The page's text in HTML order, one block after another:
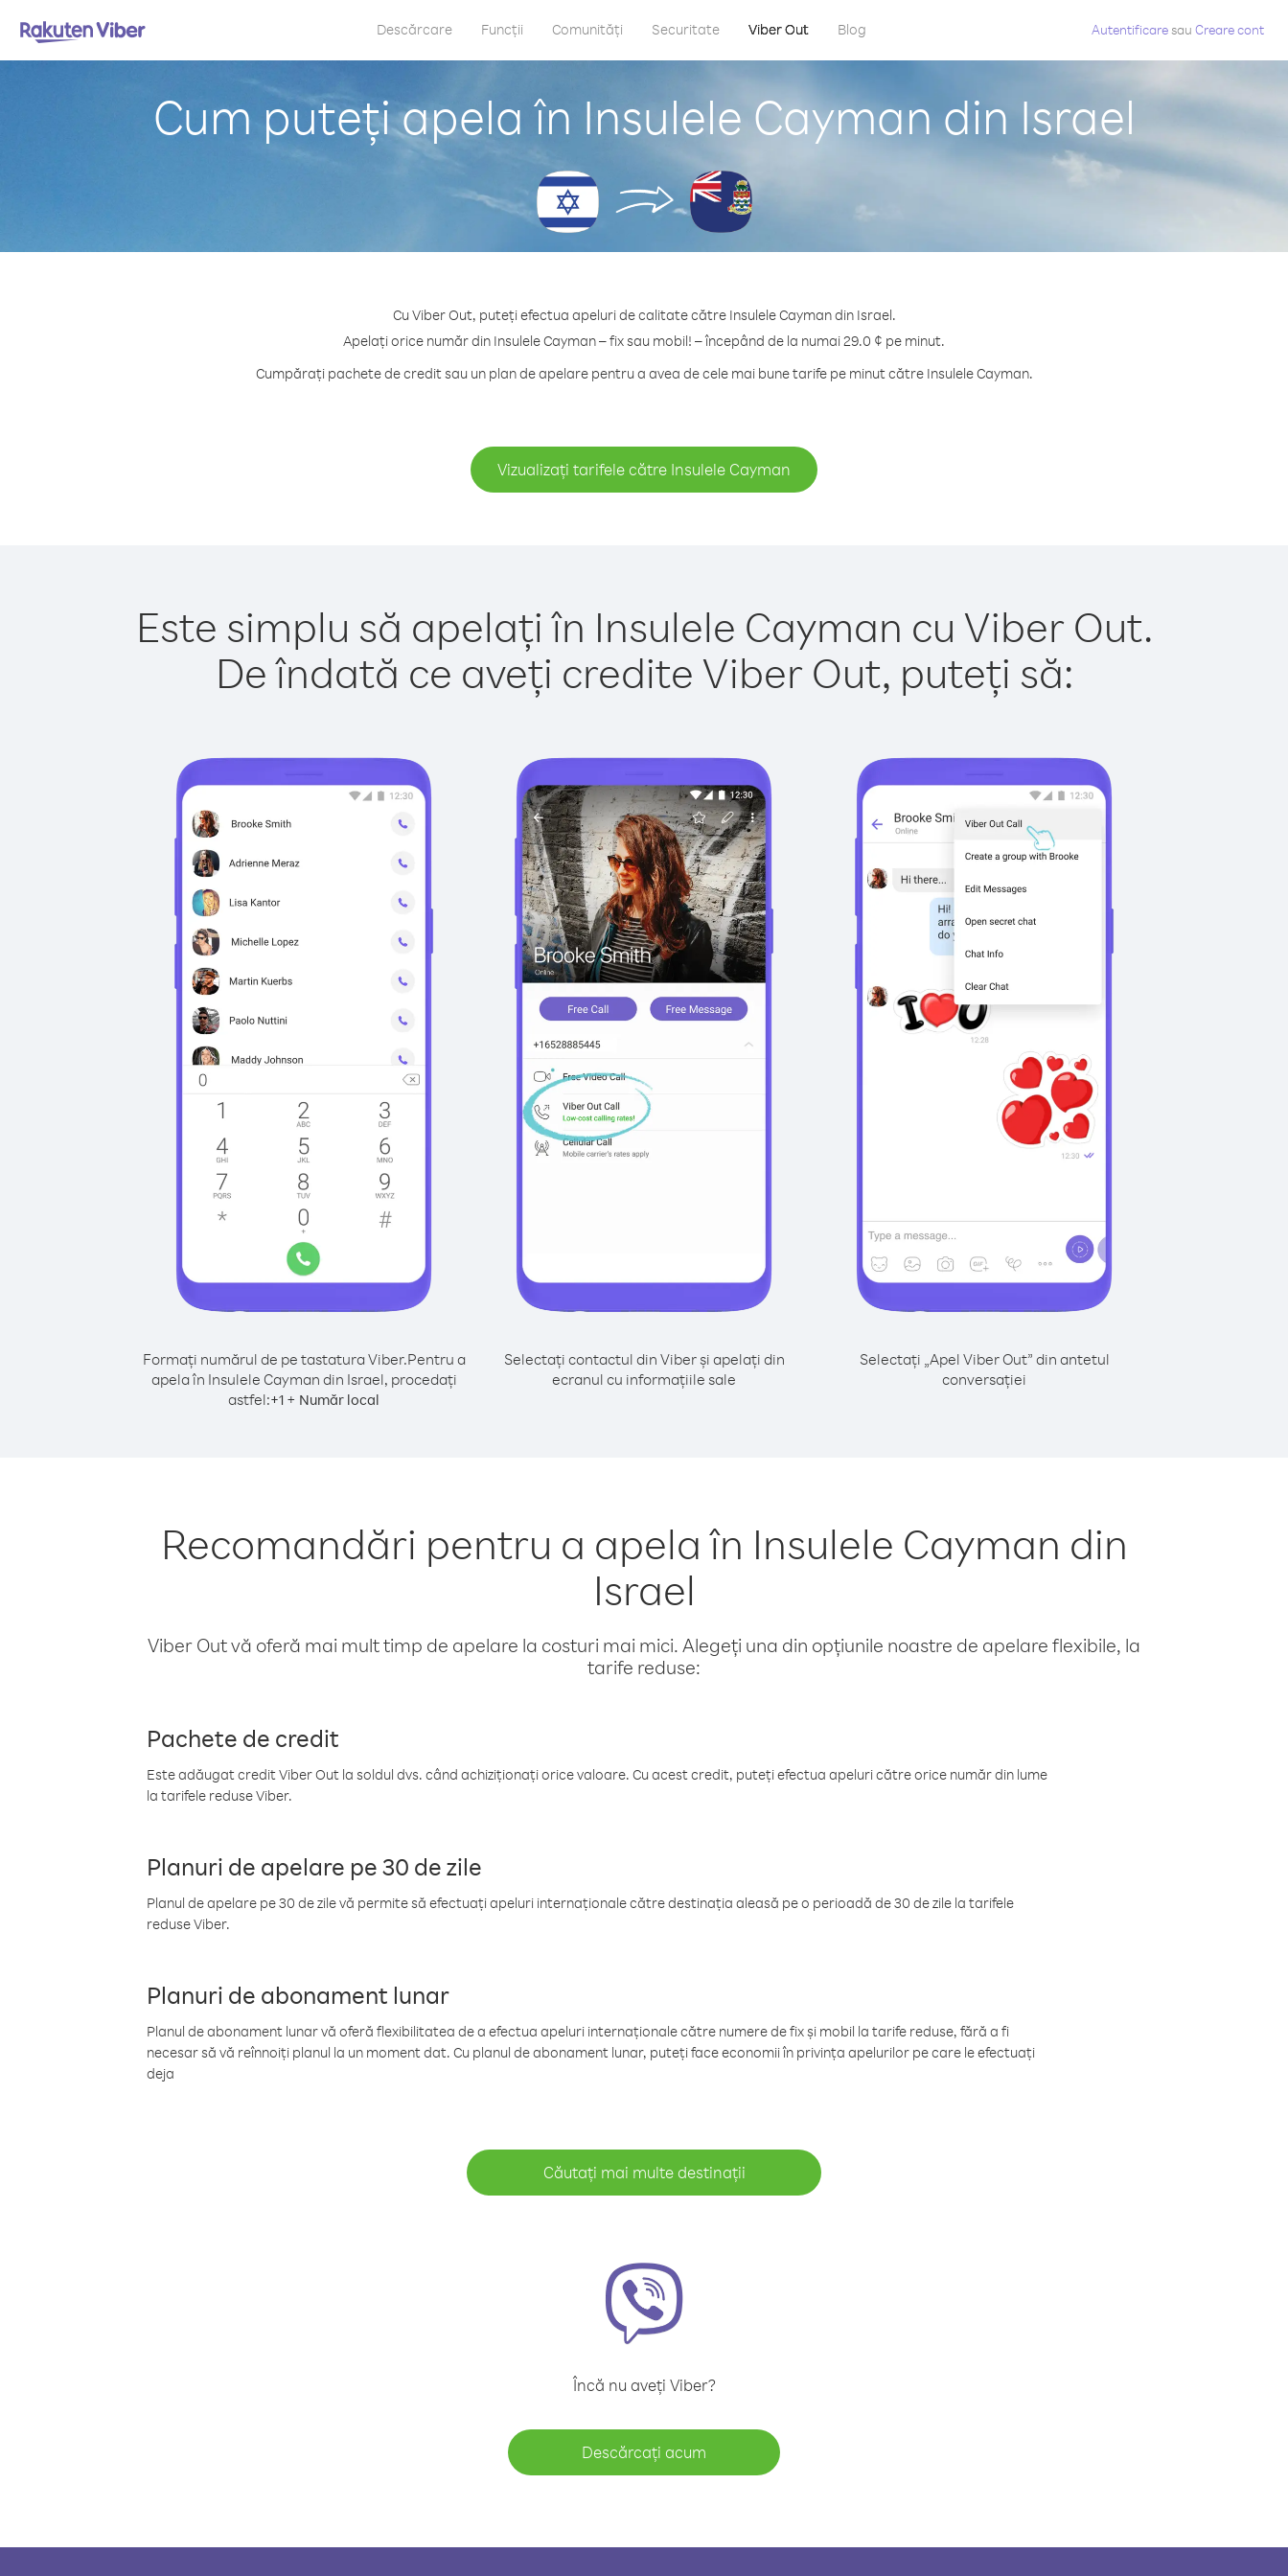
Descărcare Funcții Comunități Securitate Viber Out Blog Autentificaresau Creare cont
Cum puteți apela în Insulele Cayman din Israel
Cu Viber Out, puteți efectua apeluri de calitate către Insulele Cayman din Israel.
Apelați orice număr din Insulele Cayman – fix sau mobil! – începând de la numai 29.0 ¢ pe minut.
Cumpărați pachete de credit sau un plan de apelare pentru a avea de cele mai bune tarife pe minut către Insulele Cayman.
Vizualizați tarifele către Insulele Cayman
Este simplu să apelați în Insulele Cayman cu Viber Out.
De îndată ce aveți credite Viber Out, puteți să:
Formați numărul de pe tastatura Viber.Pentru a
apela în Insulele Cayman din Israel, procedați
astfel:+1 + Număr local
Selectați contactul din Viber și apelați din
ecranul cu informațiile sale
Selectați „Apel Viber Out” din antetul
conversației
Recomandări pentru a apela în Insulele Cayman din
Israel
Viber Out vă oferă mai mult timp de apelare la costuri mai mici. Alegeți una din opțiunile noastre de apelare flexibile, la
tarife reduse:
Pachete de credit
Este adăugat credit Viber Out la soldul dvs. când achiziționați orice valoare. Cu acest credit, puteți efectua apeluri către orice număr din lume
la tarifele reduse Viber.
Planuri de apelare pe 30 de zile
Planul de apelare pe 30 de zile vă permite să efectuați apeluri internaționale către destinația aleasă pe o perioadă de 30 de zile la tarifele
reduse Viber.
Planuri de abonament lunar
Planul de abonament lunar vă oferă flexibilitatea de a efectua apeluri internaționale către numere de fix și mobil la tarife reduse, fără a fi
necesar să vă reînnoiți planul la un moment dat. Cu planul de abonament lunar, puteți face economii în privința apelurilor pe care le efectuați
deja
Căutați mai multe destinații
Încă nu aveți Viber?
Descărcați acum